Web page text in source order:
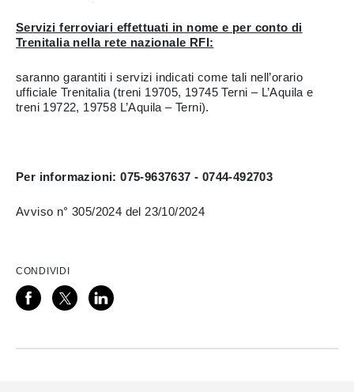
Servizi ferroviari effettuati in nome e per conto di
Trenitalia nella rete nazionale RFI:
saranno garantiti i servizi indicati come tali nell’orario
ufficiale Trenitalia (treni 19705, 19745 Terni – L’Aquila e
treni 19722, 19758 L’Aquila – Terni).
Per informazioni: 075-9637637 - 0744-492703
Avviso n° 305/2024 del 23/10/2024
CONDIVIDI